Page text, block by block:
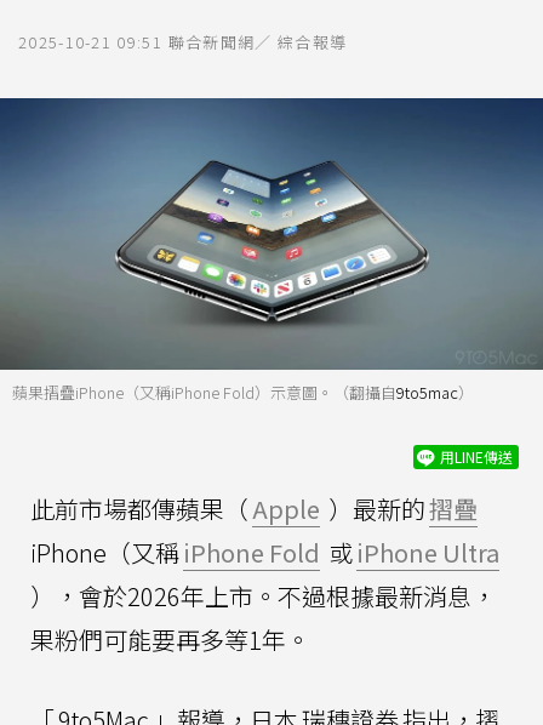
2025-10-21 09:51 聯合新聞網／ 綜合報導
蘋果摺疊iPhone（又稱iPhone Fold）示意圖。（翻攝自9to5mac）
用LINE傳送
此前市場都傳蘋果（Apple ）最新的摺疊
iPhone（又稱iPhone Fold 或iPhone Ultra
），會於2026年上市。不過根據最新消息，
果粉們可能要再多等1年。